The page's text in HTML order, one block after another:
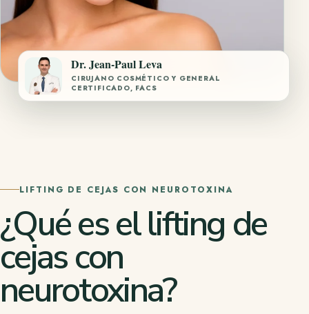
Dr. Jean-Paul Leva
CIRUJANO COSMÉTICO Y GENERAL
CERTIFICADO, FACS
LIFTING DE CEJAS CON NEUROTOXINA
¿Qué es el lifting de
cejas con
neurotoxina?